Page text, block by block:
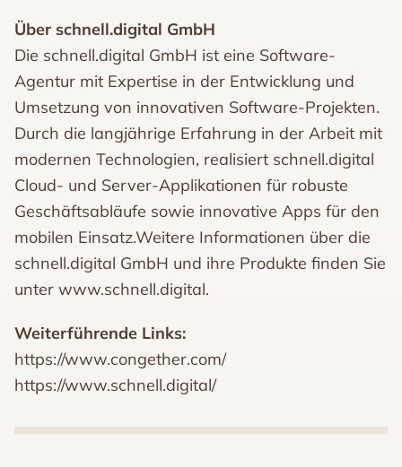
Über schnell.digital GmbH
Die schnell.digital GmbH ist eine Software-
Agentur mit Expertise in der Entwicklung und
Umsetzung von innovativen Software-Projekten.
Durch die langjährige Erfahrung in der Arbeit mit
modernen Technologien, realisiert schnell.digital
Cloud- und Server-Applikationen für robuste
Geschäftsabläufe sowie innovative Apps für den
mobilen Einsatz.Weitere Informationen über die
schnell.digital GmbH und ihre Produkte finden Sie
unter www.schnell.digital.
Weiterführende Links:
https://www.congether.com/
https://www.schnell.digital/